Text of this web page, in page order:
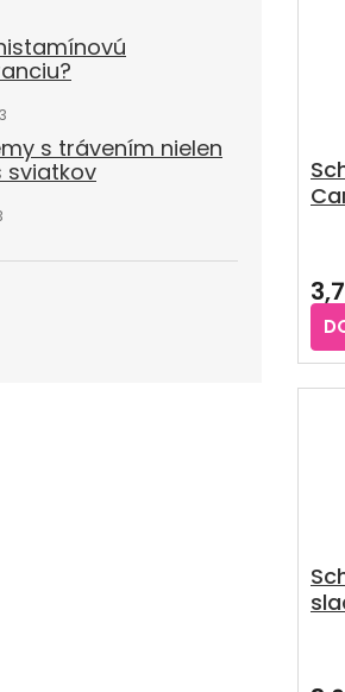
s trávením nielen
sviatkov